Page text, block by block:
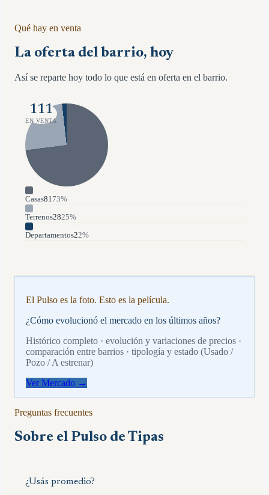
Qué hay en venta
La oferta del barrio, hoy
Así se reparte hoy todo lo que está en oferta en el barrio.
111
EN VENTA
Casas81 73%
Terrenos2825%
Departamentos22%
El Pulso es la foto. Esto es la película.
¿Cómo evolucionó el mercado en los últimos años?
Histórico completo · evolución y variaciones de precios ·
comparación entre barrios · tipología y estado (Usado /
Pozo / A estrenar)
Ver Mercado →
Preguntas frecuentes
Sobre el Pulso deTipas
¿Usás promedio?